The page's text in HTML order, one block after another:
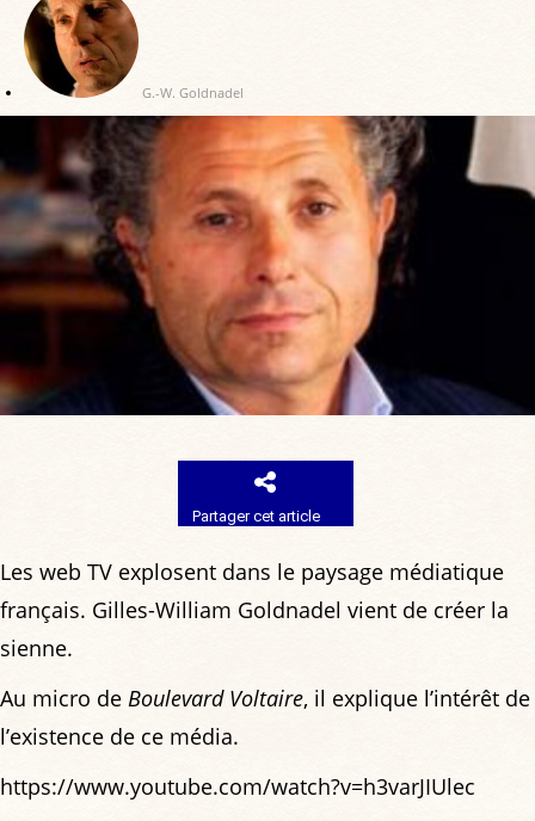
G.-W. Goldnadel
Partager cet article
Les web TV explosent dans le paysage médiatique
français. Gilles-William Goldnadel vient de créer la
sienne.
Au micro de Boulevard Voltaire, il explique l’intérêt de
l’existence de ce média.
https://www.youtube.com/watch?v=h3varJIUlec